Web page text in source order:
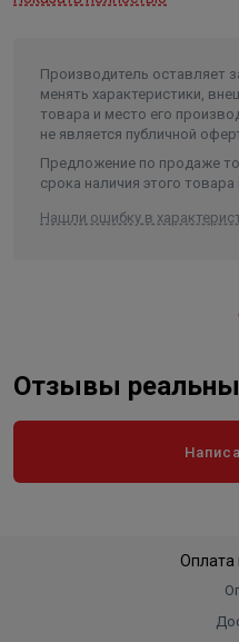
Рабочее давление
Рабочая температура
Максимальная пропускная
способность
Производитель оставляет
менять характеристики,
товара и место его
не является публичной
Предложение по продаже
срока наличия этого товара
Нашли ошибку в
Отзывы
Оплата